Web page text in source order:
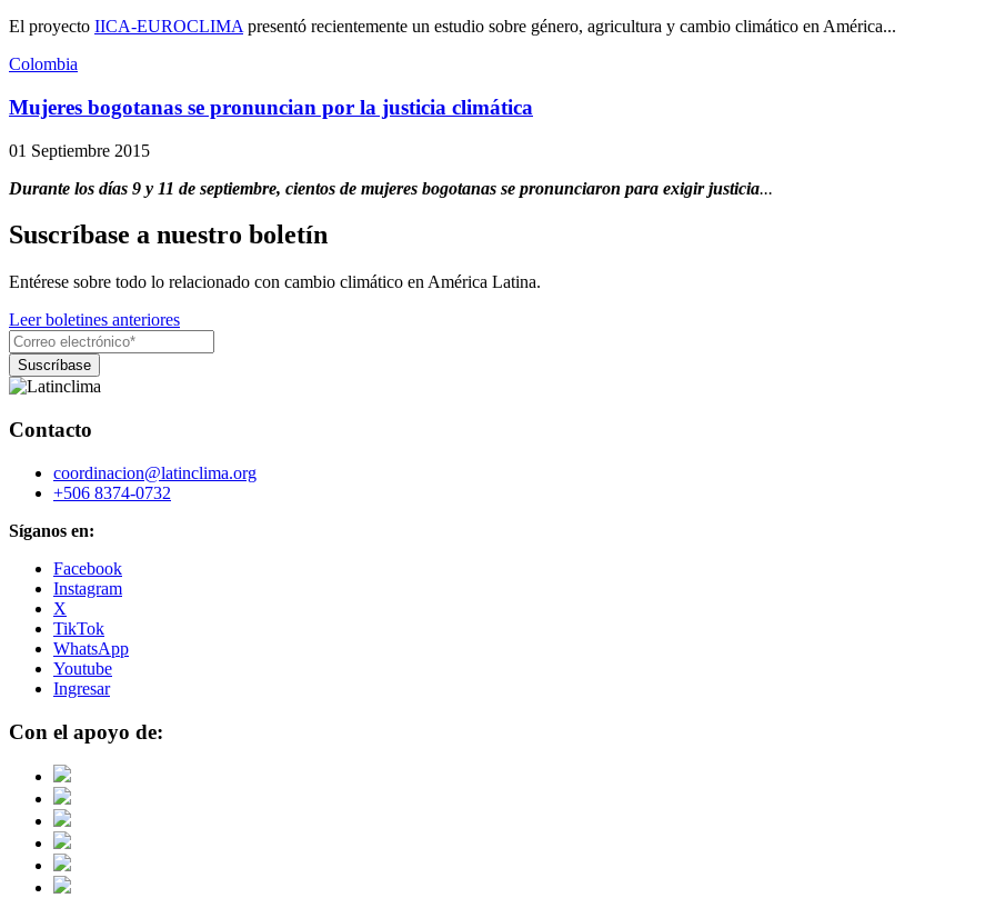
El proyecto IICA-EUROCLIMA presentó recientemente un estudio sobre género, agricultura y cambio climático en América...
Colombia
Mujeres bogotanas se pronuncian por la justicia climática
01 Septiembre 2015
Durante los días 9 y 11 de septiembre, cientos de mujeres bogotanas se pronunciaron para exigir justicia...
Suscríbase a nuestro boletín
Entérese sobre todo lo relacionado con cambio climático en América Latina.
Leer boletines anteriores
Contacto
coordinacion@latinclima.org
+506 8374-0732
Síganos en:
Facebook
Instagram
X
TikTok
WhatsApp
Youtube
Ingresar
Con el apoyo de: